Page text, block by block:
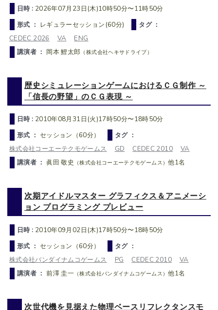
日時 : 2026年07月23日(木)10時50分〜11時50分
形式 ： レギュラーセッション(60分)
タグ ：
CEDEC 2026
VA
ENG
講演者 ： 岡本 鯉太郎 （株式会社ヘキサドライブ）
歴史シミュレーションゲームにおけるＣＧ制作 ～
「信長の野望」のＣＧ表現 ～
日時 : 2010年08月31日(火)17時50分〜18時50分
形式 ： セッション（60分）
タグ ：
株式会社コーエーテクモゲームス
GD CEDEC 2010
VA
講演者 ： 眞田 敬史 （株式会社コーエーテクモゲームス）他1名
次期アイドルマスター グラフィクス＆アニメーシ
ョン プログラミング プレビュー
日時 : 2010年09月02日(木)17時50分〜18時50分
形式 ： セッション（60分）
タグ ：
株式会社バンダイナムコゲームス
PG CEDEC 2010
VA
講演者 ：前澤 圭一 （株式会社バンダイナムコゲームス）他1名
次世代機を見据えた物理ベースリフレクタンスモ